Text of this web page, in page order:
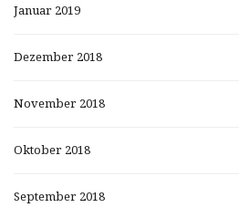
Januar 2019
Dezember 2018
November 2018
Oktober 2018
September 2018